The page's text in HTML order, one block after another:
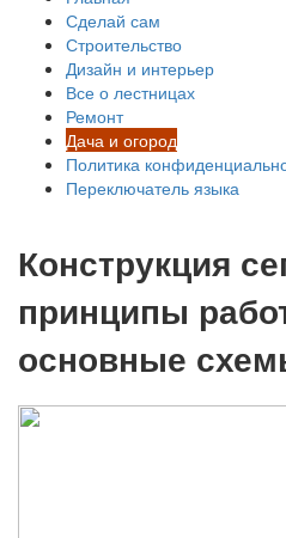
Сделай сам
Строительство
Дизайн и интерьер
Все о лестницах
Ремонт
Дача и огород
Политика
Переключатель языка
Конструкция
принципы
основные